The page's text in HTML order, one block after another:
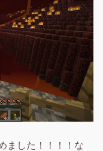
ました！！！！な